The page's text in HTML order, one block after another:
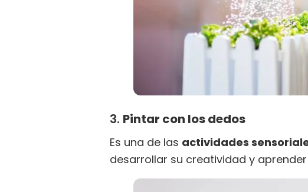
3. Pintar con los dedos
Es una de las actividades
desarrollar su creatividad y